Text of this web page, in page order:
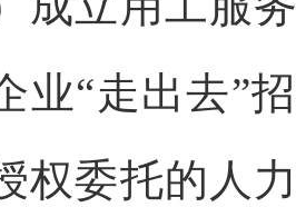
业“走出去”
权委托的人